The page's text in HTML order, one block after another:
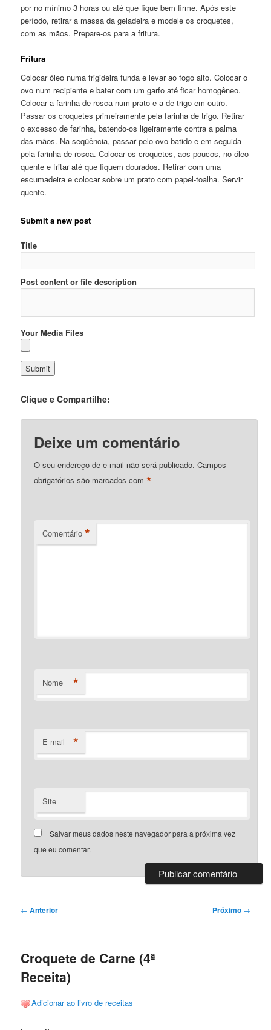
por no mínimo 3 horas ou até que fique bem firme. Após este
período, retirar a massa da geladeira e modele os croquetes,
com as mãos. Prepare-os para a fritura.
Fritura
Colocar óleo numa frigideira funda e levar ao fogo alto. Colocar o
ovo num recipiente e bater com um garfo até ficar homogêneo.
Colocar a farinha de rosca num prato e a de trigo em outro.
Passar os croquetes primeiramente pela farinha de trigo. Retirar
o excesso de farinha, batendo-os ligeiramente contra a palma
das mãos. Na seqüência, passar pelo ovo batido e em seguida
pela farinha de rosca. Colocar os croquetes, aos poucos, no óleo
quente e fritar até que fiquem dourados. Retirar com uma
escumadeira e colocar sobre um prato com papel-toalha. Servir
quente.
Submit a new post
Title
Post content or file description
Your Media Files
Clique e Compartilhe:
Deixe um comentário
O seu endereço de e-mail não será publicado. Campos
obrigatórios são marcados com*
Comentário *
Nome *
E-mail *
Site
Salvar meus dados neste navegador para a próxima vez
que eu comentar.
Navegação
← Anterior Próximo →
Croquete de Carne (4ª
Receita)
Adicionar ao livro de receitas